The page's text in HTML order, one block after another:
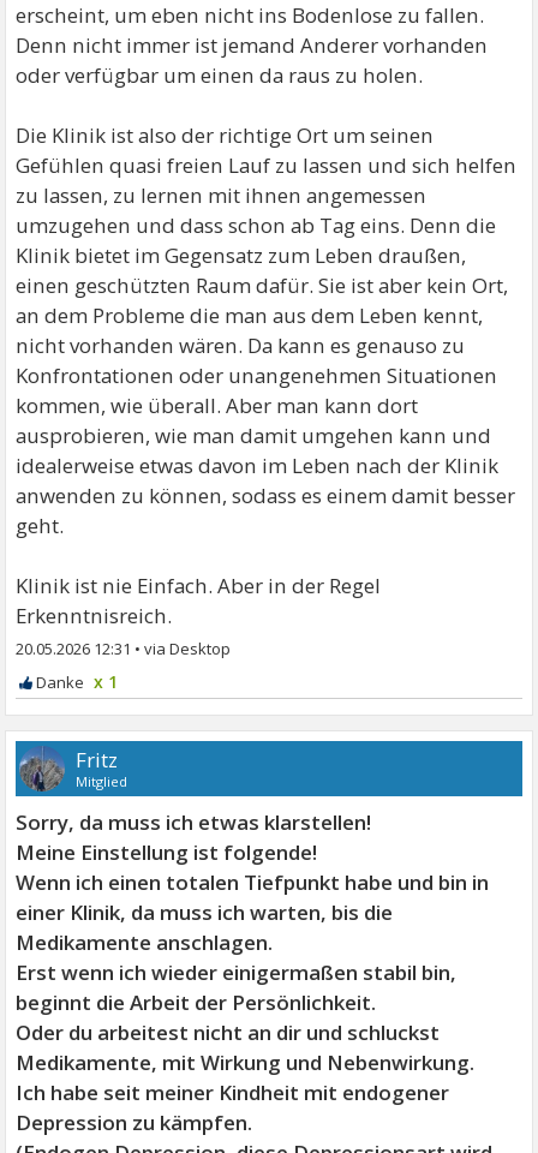
erscheint, um eben nicht ins Bodenlose zu fallen.
Denn nicht immer ist jemand Anderer vorhanden
oder verfügbar um einen da raus zu holen.
Die Klinik ist also der richtige Ort um seinen
Gefühlen quasi freien Lauf zu lassen und sich helfen
zu lassen, zu lernen mit ihnen angemessen
umzugehen und dass schon ab Tag eins. Denn die
Klinik bietet im Gegensatz zum Leben draußen,
einen geschützten Raum dafür. Sie ist aber kein Ort,
an dem Probleme die man aus dem Leben kennt,
nicht vorhanden wären. Da kann es genauso zu
Konfrontationen oder unangenehmen Situationen
kommen, wie überall. Aber man kann dort
ausprobieren, wie man damit umgehen kann und
idealerweise etwas davon im Leben nach der Klinik
anwenden zu können, sodass es einem damit besser
geht.
Klinik ist nie Einfach. Aber in der Regel
Erkenntnisreich.
20.05.2026 12:31 •
x 1
Fritz
Mitglied
Sorry, da muss ich etwas klarstellen!
Meine Einstellung ist folgende!
Wenn ich einen totalen Tiefpunkt habe und bin in
einer Klinik, da muss ich warten, bis die
Medikamente anschlagen.
Erst wenn ich wieder einigermaßen stabil bin,
beginnt die Arbeit der Persönlichkeit.
Oder du arbeitest nicht an dir und schluckst
Medikamente, mit Wirkung und Nebenwirkung.
Ich habe seit meiner Kindheit mit endogener
Depression zu kämpfen.